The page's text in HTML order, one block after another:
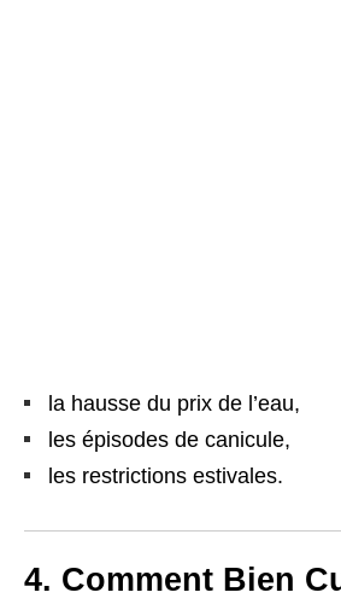
la hausse du prix de l’eau,
les épisodes de canicule,
les restrictions estivales.
4. Comment Bien